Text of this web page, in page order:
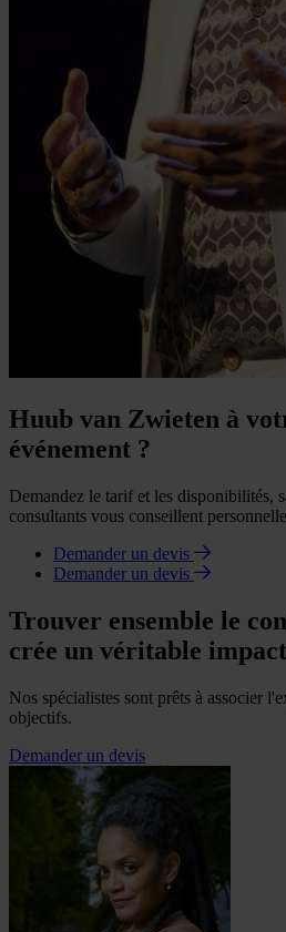
Huub van Zwieten à
événement ?
Demandez le tarif et les disponibilités,
consultants vous conseillent
Demander un devis
Demander un devis
Trouver ensemble le
crée un véritable
Nos spécialistes sont prêts à associer
objectifs.
Demander un devis